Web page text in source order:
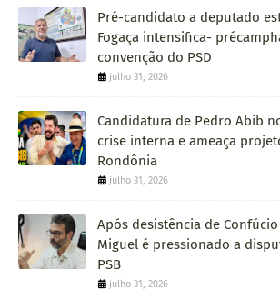
Pré-candidato a deputado
Fogaça intensifica-
convenção do PSD
julho 31, 2026
Candidatura de Pedro Abib
crise interna e ameaça
Rondônia
julho 31, 2026
Após desistência de
Miguel é pressionado a
PSB
julho 31, 2026